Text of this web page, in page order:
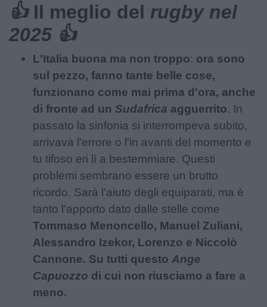
👍 Il meglio del rugby nel
2025 👍
L'Italia buona ma non troppo: ora sono
sul pezzo, fanno tante belle cose,
funzionano come mai prima d'ora, anche
di fronte ad un Sudafrica agguerrito. In
passato la sinfonia si interrompeva subito,
arrivava l'errore o l'in avanti del momento e
tu tifoso eri lì a bestemmiare. Questi
problemi sembrano essere un brutto
ricordo. Sarà l'aiuto degli equiparati, ma è
tanto l'apporto dato dalle stelle come
Tommaso Menoncello, Manuel Zuliani,
Alessandro Izekor, Lorenzo e Niccolò
Cannone. Su tutti questo Ange
Capuozzo di cui non riusciamo a fare a
meno.